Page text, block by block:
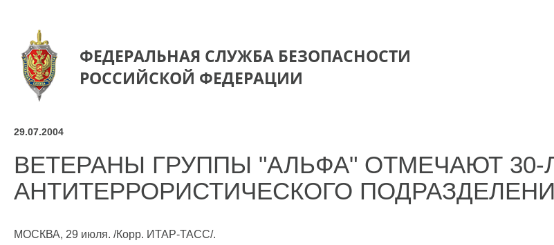
ФЕДЕРАЛЬНАЯ СЛУЖБА БЕЗОПАСНОСТИ
РОССИЙСКОЙ ФЕДЕРАЦИИ
29.07.2004
ВЕТЕРАНЫ ГРУППЫ "АЛЬФА" ОТМЕЧАЮТ
АНТИТЕРРОРИСТИЧЕСКОГО
МОСКВА, 29 июля. /Корр. ИТАР-ТАСС/.